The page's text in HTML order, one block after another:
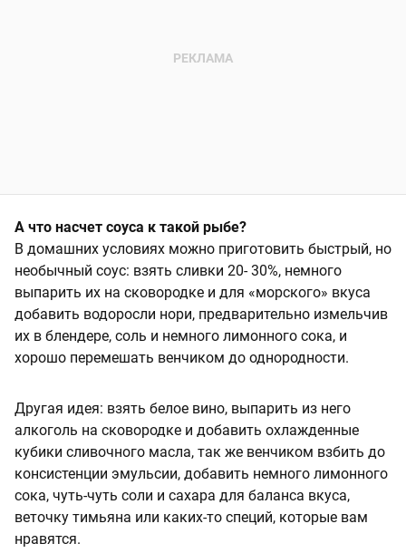
А что насчет соуса к такой рыбе?
В домашних условиях можно приготовить быстрый, но
необычный соус: взять сливки 20- 30%, немного
выпарить их на сковородке и для «морского» вкуса
добавить водоросли нори, предварительно измельчив
их в блендере, соль и немного лимонного сока, и
хорошо перемешать венчиком до однородности.
Другая идея: взять белое вино, выпарить из него
алкоголь на сковородке и добавить охлажденные
кубики сливочного масла, так же венчиком взбить до
консистенции эмульсии, добавить немного лимонного
сока, чуть-чуть соли и сахара для баланса вкуса,
веточку тимьяна или каких-то специй, которые вам
нравятся.